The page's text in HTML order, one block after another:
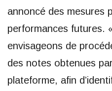
annoncé des mesures
performances futures.
envisageons de
des notes obtenues
plateforme, afin